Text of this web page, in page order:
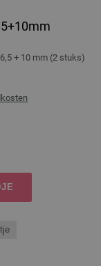
+ 10 mm (2 stuks)